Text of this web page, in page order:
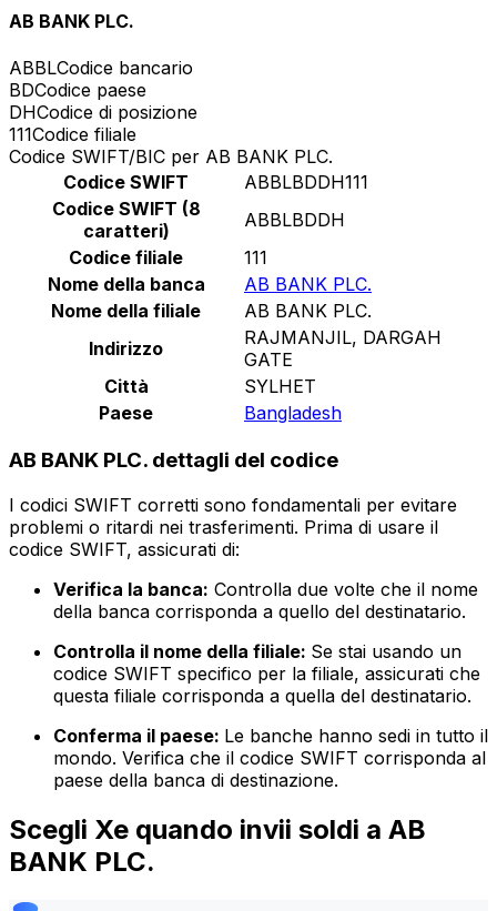
AB BANK PLC.
ABBLCodice bancario
BDCodice paese
DHCodice di posizione
111Codice filiale
Codice SWIFT/BIC per AB BANK PLC.
Codice SWIFT
ABBLBDDH111
Codice SWIFT (8
caratteri)
ABBLBDDH
Codice filiale
111
Nome della banca
AB BANK PLC.
Nome della filiale
AB BANK PLC.
Indirizzo
RAJMANJIL, DARGAH
GATE
Città
SYLHET
Paese
Bangladesh
AB BANK PLC. dettagli del codice
I codici SWIFT corretti sono fondamentali per evitare
problemi o ritardi nei trasferimenti. Prima di usare il
codice SWIFT, assicurati di:
Verifica la banca: Controlla due volte che il nome
della banca corrisponda a quello del destinatario.
Controlla il nome della filiale: Se stai usando un
codice SWIFT specifico per la filiale, assicurati che
questa filiale corrisponda a quella del destinatario.
Conferma il paese: Le banche hanno sedi in tutto il
mondo. Verifica che il codice SWIFT corrisponda al
paese della banca di destinazione.
Scegli Xe quando invii soldi a AB
BANK PLC.